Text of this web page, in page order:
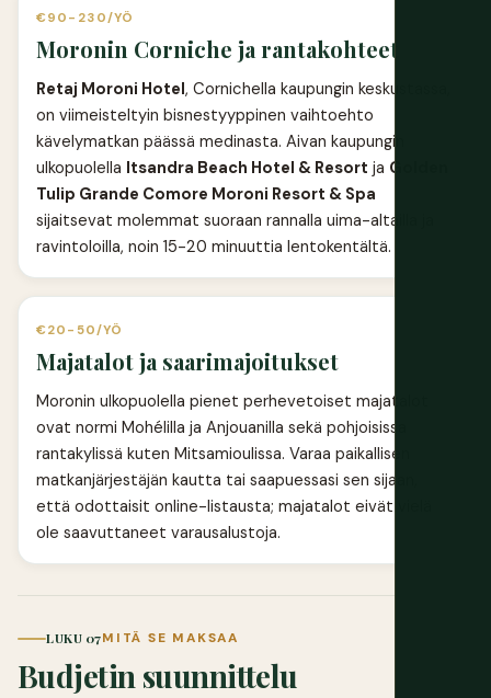
€90-230/YÖ
Moronin Corniche ja rantakohteet
Retaj Moroni Hotel, Cornichella kaupungin keskustassa,
on viimeisteltyin bisnestyyppinen vaihtoehto
kävelymatkan päässä medinasta. Aivan kaupungin
ulkopuolella Itsandra Beach Hotel & Resort ja Golden
Tulip Grande Comore Moroni Resort & Spa
sijaitsevat molemmat suoraan rannalla uima-altailla ja
ravintoloilla, noin 15-20 minuuttia lentokentältä.
€20-50/YÖ
Majatalot ja saarimajoitukset
Moronin ulkopuolella pienet perhevetoiset majatalot
ovat normi Mohélilla ja Anjouanilla sekä pohjoisissa
rantakylissä kuten Mitsamioulissa. Varaa paikallisen
matkanjärjestäjän kautta tai saapuessasi sen sijaan,
että odottaisit online-listausta; majatalot eivät vielä
ole saavuttaneet varausalustoja.
LUKU 07MITÄ SE MAKSAA
Budjetin suunnittelu